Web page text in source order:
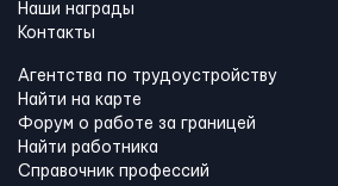
Наши награды
Контакты
Агентства по трудоустройству
Найти на карте
Форум о работе за границей
Найти работника
Справочник профессий